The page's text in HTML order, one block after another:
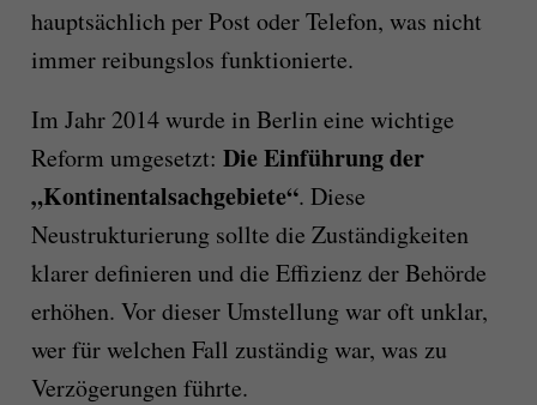
hauptsächlich per Post oder Telefon, was nicht
immer reibungslos funktionierte.
Im Jahr 2014 wurde in Berlin eine wichtige
Reform umgesetzt: Die Einführung der
„Kontinentalsachgebiete“. Diese
Neustrukturierung sollte die Zuständigkeiten
klarer definieren und die Effizienz der Behörde
erhöhen. Vor dieser Umstellung war oft unklar,
wer für welchen Fall zuständig war, was zu
Verzögerungen führte.